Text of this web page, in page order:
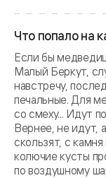
Что попало на
Если бы
Малый Беркут,
навстречу,
печальные. Для
со смеху... Идут
Вернее, не идут,
скользят, с
колючие кусты
по воздушному